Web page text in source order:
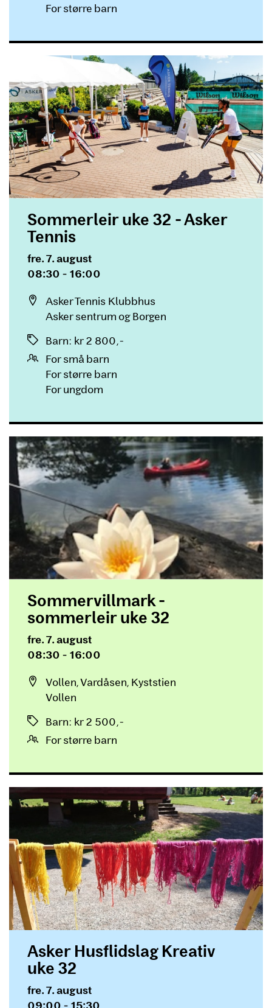
For større barn
Sommerleir uke 32 - Asker
Tennis
fre. 7. august
08:30 - 16:00
Asker Tennis Klubbhus
Asker sentrum og Borgen
Barn: kr 2 800,-
For små barn
For større barn
For ungdom
Sommervillmark -
sommerleir uke 32
fre. 7. august
08:30 - 16:00
Vollen, Vardåsen, Kyststien
Vollen
Barn: kr 2 500,-
For større barn
Asker Husflidslag Kreativ
uke 32
fre. 7. august
09:00 - 15:30